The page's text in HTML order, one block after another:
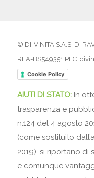
© DI-VINITÀ S.A.S. DI
REA-BS549351 PEC:
Cookie Policy
AIUTI DI STATO: In
trasparenza e
n.124 del 4 agosto
(come sostituito
2019), si riportano
e comunque